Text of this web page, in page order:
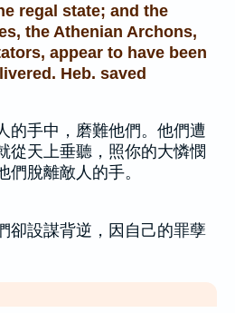
regal state; and the
the Athenian Archons,
appear to have been
Heb. saved
的手中，磨難他們。他們遭
從天上垂聽，照你的大憐憫
們脫離敵人的手。
卻設謀背逆，因自己的罪孽